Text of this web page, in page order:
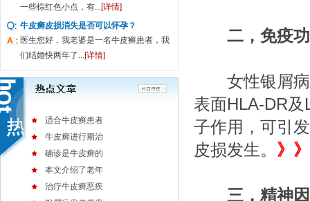
一些棕红色小点，有...[详情]
牛皮癣皮损消失是否可以怀孕？
医生您好，我老婆是一名牛皮癣患者，我
们结婚快两年了...[详情]
适合牛皮癣患者
牛皮癣进行期治
确诊是牛皮癣的
本文介绍了老年
治疗牛皮癣恶疾
二，免疫功
女性银屑病
表面HLA-DR
子作用，可引
皮损发生。 》
三，精神因